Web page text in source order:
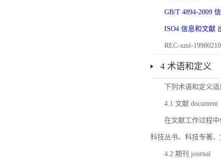
GB/T 4894-2009
ISO4 信息和文献
REC-xml-
4 术语和定义
下列术语和定义
4.1 文献 document
在文献工作过程
科技丛书、科技专著
4.2 期刊 journal